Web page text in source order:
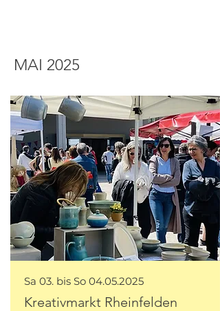
MAI 2025
Sa 03. bis So 04.05.2025
Kreativmarkt Rheinfelden